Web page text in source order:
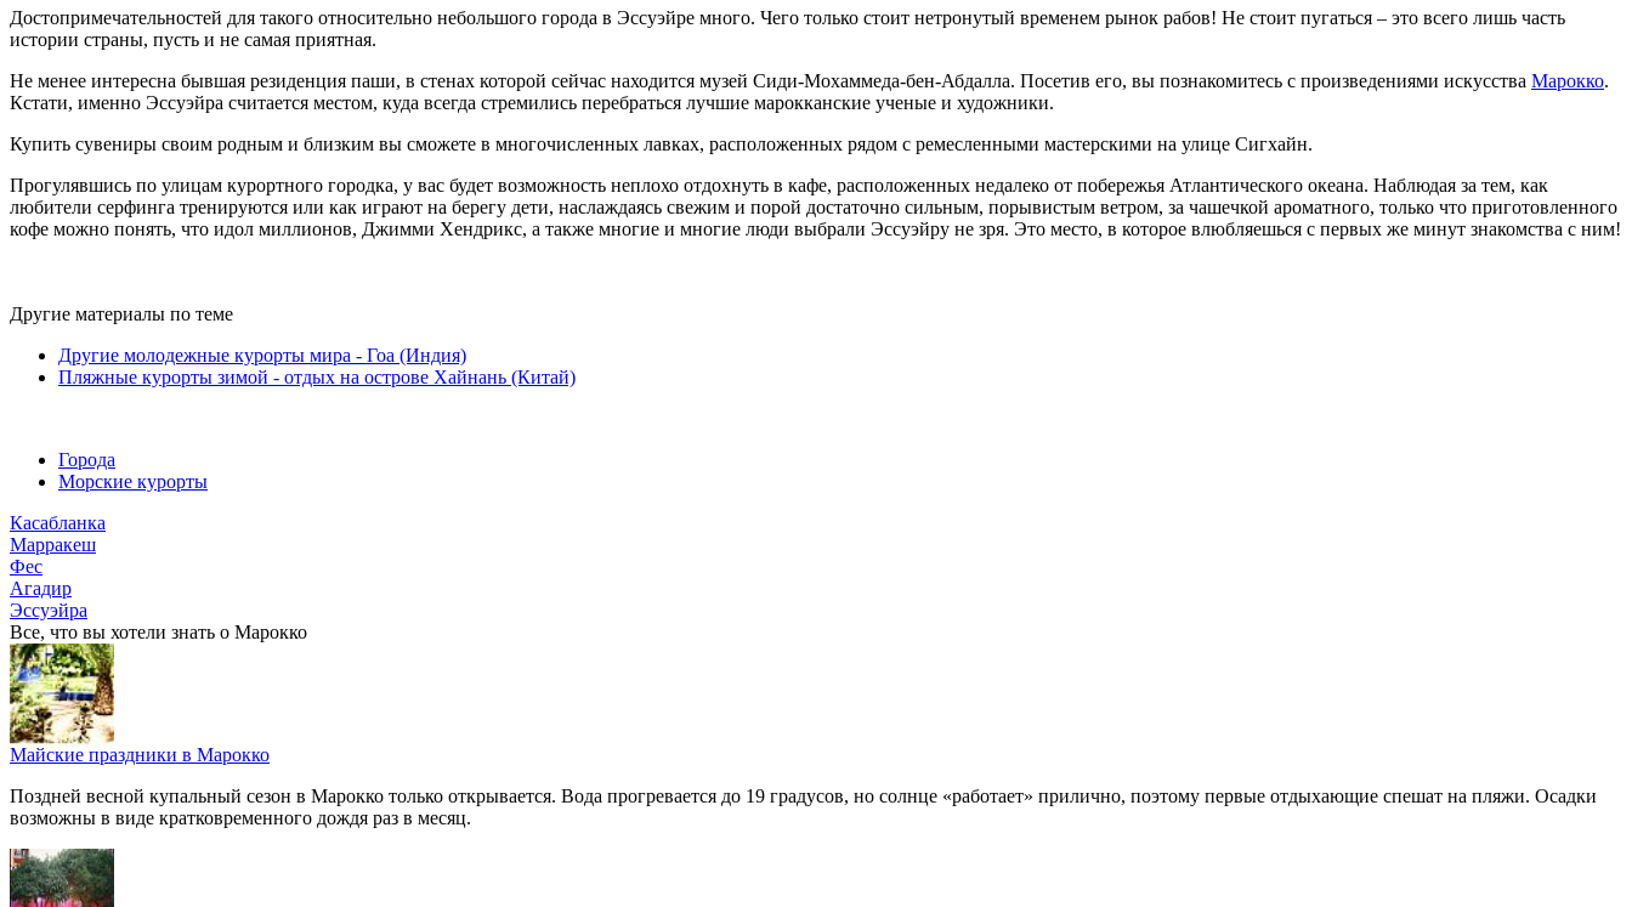
Достопримечательностей для такого относительно небольшого города в Эссуэйре много. Чего только стоит нетронутый временем рынок рабов! Не стоит пугаться – это всего лишь часть
истории страны, пусть и не самая приятная.
Не менее интересна бывшая резиденция паши, в стенах которой сейчас находится музей Сиди-Мохаммеда-бен-Абдалла. Посетив его, вы познакомитесь с произведениями искусства Марокко.
Кстати, именно Эссуэйра считается местом, куда всегда стремились перебраться лучшие марокканские ученые и художники.
Купить сувениры своим родным и близким вы сможете в многочисленных лавках, расположенных рядом с ремесленными мастерскими на улице Сигхайн.
Прогулявшись по улицам курортного городка, у вас будет возможность неплохо отдохнуть в кафе, расположенных недалеко от побережья Атлантического океана. Наблюдая за тем, как
любители серфинга тренируются или как играют на берегу дети, наслаждаясь свежим и порой достаточно сильным, порывистым ветром, за чашечкой ароматного, только что приготовленного
кофе можно понять, что идол миллионов, Джимми Хендрикс, а также многие и многие люди выбрали Эссуэйру не зря. Это место, в которое влюбляешься с первых же минут знакомства с ним!
Другие материалы по теме
Другие молодежные курорты мира - Гоа (Индия)
Пляжные курорты зимой - отдых на острове Хайнань (Китай)
Города
Морские курорты
Касабланка
Марракеш
Фес
Агадир
Эссуэйра
Все, что вы хотели знать o Марокко
Майские праздники в Марокко
Поздней весной купальный сезон в Марокко только открывается. Вода прогревается до 19 градусов, но солнце «работает» прилично, поэтому первые отдыхающие спешат на пляжи. Осадки
возможны в виде кратковременного дождя раз в месяц.